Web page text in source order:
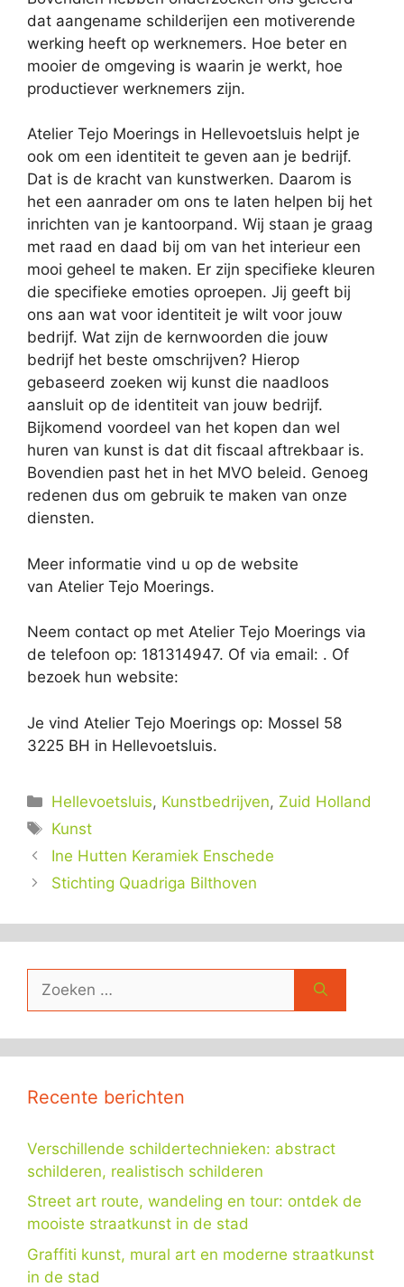
dat aangename schilderijen een motiverende
werking heeft op werknemers. Hoe beter en
mooier de omgeving is waarin je werkt, hoe
productiever werknemers zijn.
Atelier Tejo Moerings in Hellevoetsluis helpt je
ook om een identiteit te geven aan je bedrijf.
Dat is de kracht van kunstwerken. Daarom is
het een aanrader om ons te laten helpen bij het
inrichten van je kantoorpand. Wij staan je graag
met raad en daad bij om van het interieur een
mooi geheel te maken. Er zijn specifieke kleuren
die specifieke emoties oproepen. Jij geeft bij
ons aan wat voor identiteit je wilt voor jouw
bedrijf. Wat zijn de kernwoorden die jouw
bedrijf het beste omschrijven? Hierop
gebaseerd zoeken wij kunst die naadloos
aansluit op de identiteit van jouw bedrijf.
Bijkomend voordeel van het kopen dan wel
huren van kunst is dat dit fiscaal aftrekbaar is.
Bovendien past het in het MVO beleid. Genoeg
redenen dus om gebruik te maken van onze
diensten.
Meer informatie vind u op de website
van Atelier Tejo Moerings.
Neem contact op met Atelier Tejo Moerings via
de telefoon op: 181314947. Of via email: . Of
bezoek hun website:
Je vind Atelier Tejo Moerings op: Mossel 58
3225 BH in Hellevoetsluis.
Categorieën
Hellevoetsluis, Kunstbedrijven, Zuid Holland
Tags
Kunst
Ine Hutten Keramiek Enschede
Stichting Quadriga Bilthoven
naar:
Recente berichten
Verschillende schildertechnieken: abstract
schilderen, realistisch schilderen
Street art route, wandeling en tour: ontdek de
mooiste straatkunst in de stad
Graffiti kunst, mural art en moderne straatkunst
in de stad